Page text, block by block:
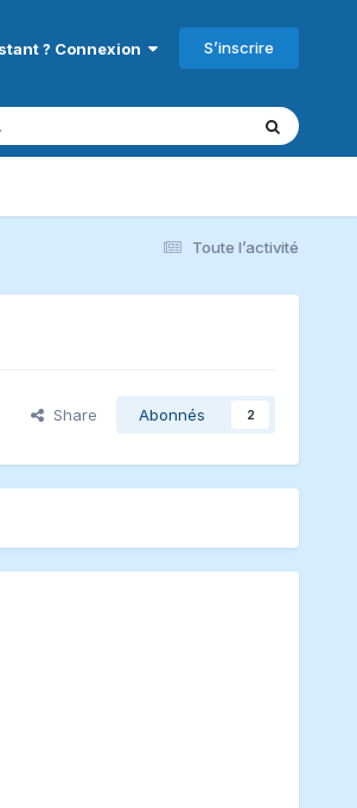
? Connexion S’inscrire
Toute l’activité
Share Abonnés 2